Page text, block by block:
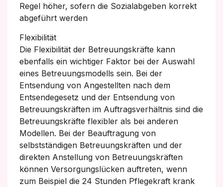
Regel höher, sofern die Sozialabgeben korrekt
abgeführt werden
Flexibilität
Die Flexibilität der Betreuungskräfte kann
ebenfalls ein wichtiger Faktor bei der Auswahl
eines Betreuungsmodells sein. Bei der
Entsendung von Angestellten nach dem
Entsendegesetz und der Entsendung von
Betreuungskräften im Auftragsverhältnis sind die
Betreuungskräfte flexibler als bei anderen
Modellen. Bei der Beauftragung von
selbstständigen Betreuungskräften und der
direkten Anstellung von Betreuungskräften
können Versorgungslücken auftreten, wenn
zum Beispiel die 24 Stunden Pflegekraft krank